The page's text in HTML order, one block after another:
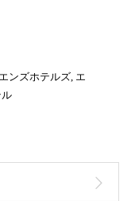
エンズホテルズ エ